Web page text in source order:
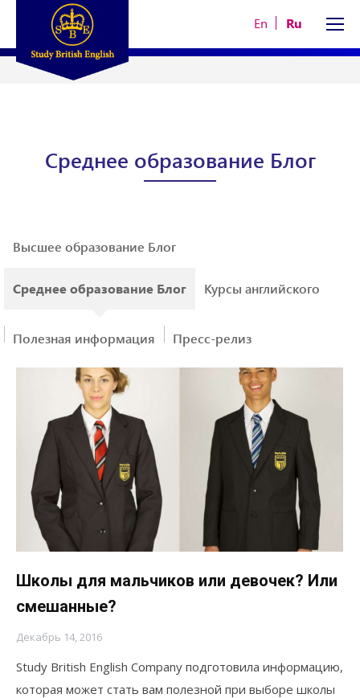
En Ru
Среднее образование Блог
Высшее образование Блог
Среднее образование Блог Курсы английского
Полезная информация Пресс-релиз
Школы для мальчиков или девочек? Или
смешанные?
Декабрь 14, 2016
Study British English Company подготовила информацию,
которая может стать вам полезной при выборе школы